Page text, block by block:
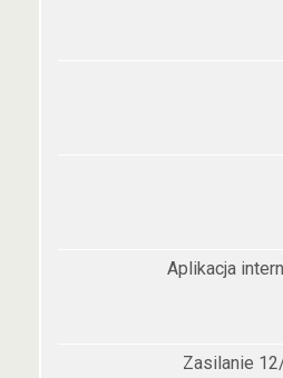
Aplikacja
Zasilanie